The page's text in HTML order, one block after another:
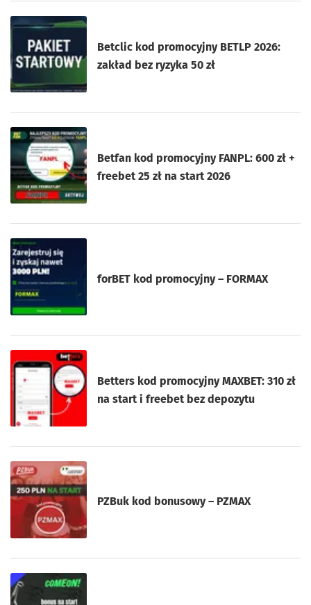
Betclic kod promocyjny BETLP 2026:
zakład bez ryzyka 50 zł
Betfan kod promocyjny FANPL: 600 zł +
freebet 25 zł na start 2026
forBET kod promocyjny – FORMAX
Betters kod promocyjny MAXBET: 310 zł
na start i freebet bez depozytu
PZBuk kod bonusowy – PZMAX